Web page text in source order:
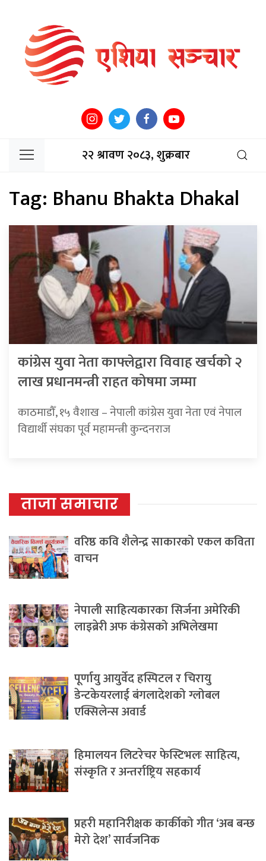
२२ श्रावण २०८३, शुक्रबार
Tag: Bhanu Bhakta Dhakal
कांग्रेस युवा नेता काफ्लेद्वारा विवाह खर्चको २
लाख प्रधानमन्त्री राहत कोषमा जम्मा
काठमाडौँ, १५ वैशाख – नेपाली कांग्रेस युवा नेता एवं नेपाल
विद्यार्थी संघका पूर्व महामन्त्री कुन्दनराज
ताजा समाचार
वरिष्ठ कवि शैलेन्द्र साकारको एकल कविता
वाचन
नेपाली साहित्यकारका सिर्जना अमेरिकी
लाइब्रेरी अफ कंग्रेसको अभिलेखमा
पूर्णायु आयुर्वेद हस्पिटल र चिरायु
डेन्टकेयरलाई बंगलादेशको ग्लोबल
एक्सिलेन्स अवार्ड
हिमालयन लिटरेचर फेस्टिभलः साहित्य,
संस्कृति र अन्तर्राष्ट्रिय सहकार्य
प्रहरी महानिरीक्षक कार्कीको गीत ‘अब बन्छ
मेरो देश’ सार्वजनिक